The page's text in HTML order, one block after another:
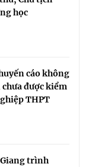
học
cáo không
được kiểm
THPT
trình